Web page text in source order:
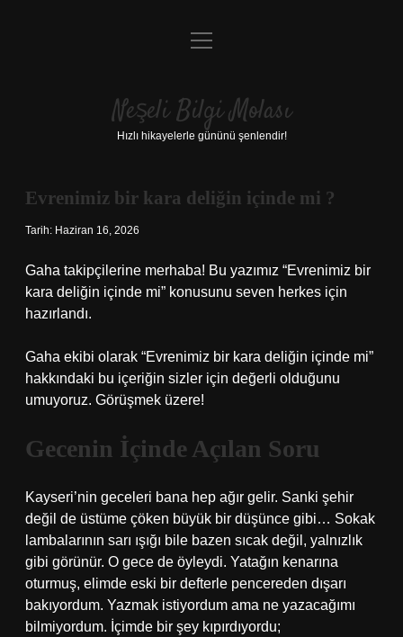
Anasayfa
Yasal Uyarı
menüyü
Neşeli Bilgi Molası
Hızlı hikayelerle gününü şenlendir!
Evrenimiz bir kara deliğin içinde mi ?
Tarih: Haziran 16, 2026
Gaha takipçilerine merhaba! Bu yazımız “Evrenimiz bir
kara deliğin içinde mi” konusunu seven herkes için
hazırlandı.
Gaha ekibi olarak “Evrenimiz bir kara deliğin içinde mi”
hakkındaki bu içeriğin sizler için değerli olduğunu
umuyoruz. Görüşmek üzere!
Gecenin İçinde Açılan Soru
Kayseri’nin geceleri bana hep ağır gelir. Sanki şehir
değil de üstüme çöken büyük bir düşünce gibi… Sokak
lambalarının sarı ışığı bile bazen sıcak değil, yalnızlık
gibi görünür. O gece de öyleydi. Yatağın kenarına
oturmuş, elimde eski bir defterle pencereden dışarı
bakıyordum. Yazmak istiyordum ama ne yazacağımı
bilmiyordum. İçimde bir şey kıpırdıyordu;